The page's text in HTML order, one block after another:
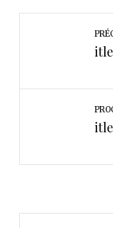
itle
itle